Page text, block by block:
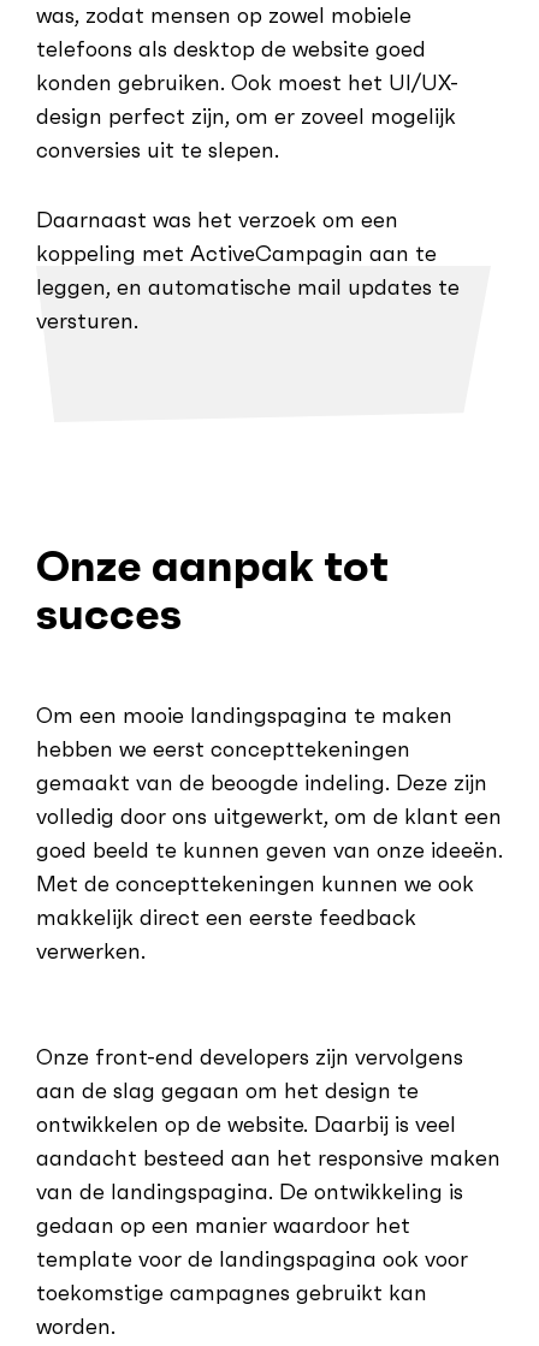
was, zodat mensen op zowel mobiele
telefoons als desktop de website goed
konden gebruiken. Ook moest het UI/UX-
design perfect zijn, om er zoveel mogelijk
conversies uit te slepen.
Daarnaast was het verzoek om een
koppeling met ActiveCampagin aan te
leggen, en automatische mail updates te
versturen.
Onze aanpak tot
succes
Om een mooie landingspagina te maken
hebben we eerst concepttekeningen
gemaakt van de beoogde indeling. Deze zijn
volledig door ons uitgewerkt, om de klant een
goed beeld te kunnen geven van onze ideeën.
Met de concepttekeningen kunnen we ook
makkelijk direct een eerste feedback
verwerken.
Onze front-end developers zijn vervolgens
aan de slag gegaan om het design te
ontwikkelen op de website. Daarbij is veel
aandacht besteed aan het responsive maken
van de landingspagina. De ontwikkeling is
gedaan op een manier waardoor het
template voor de landingspagina ook voor
toekomstige campagnes gebruikt kan
worden.